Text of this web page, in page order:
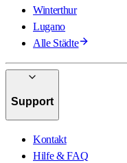
Winterthur
Lugano
Alle Städte
Support
Kontakt
Hilfe & FAQ